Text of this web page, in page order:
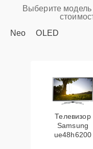
Выберите модель
Neo
OLED
Телевизор
Samsung
ue48h6200